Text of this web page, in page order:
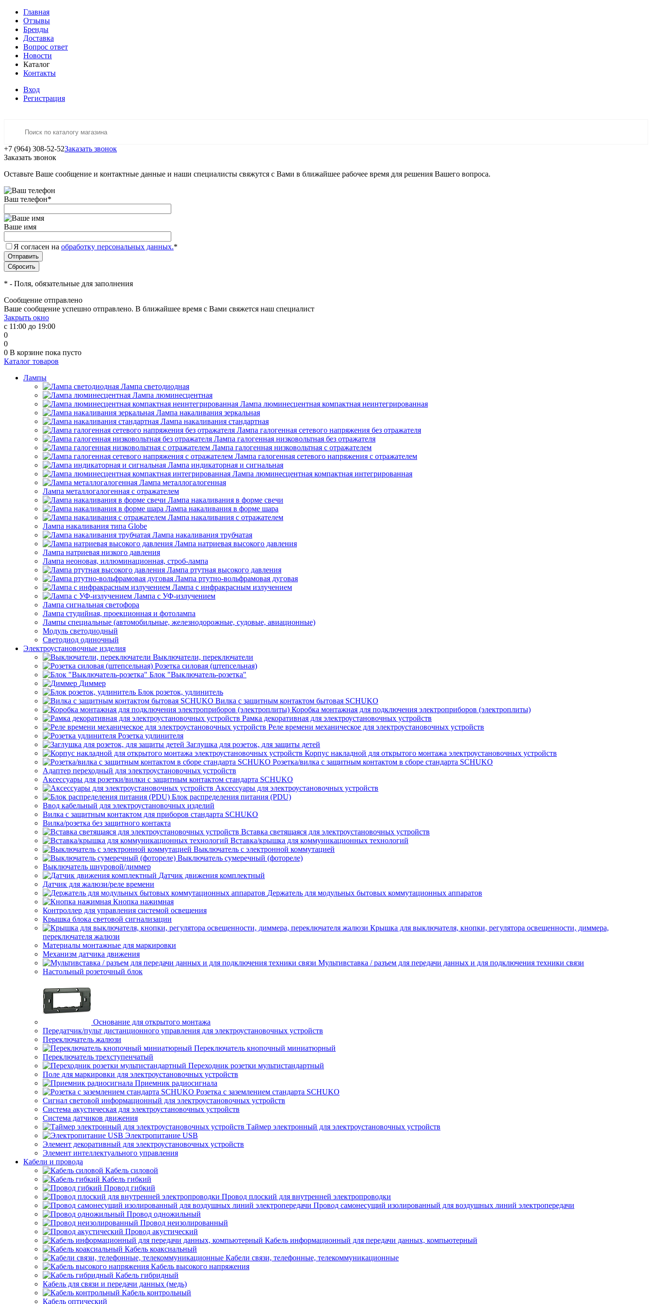
Главная
Отзывы
Бренды
Доставка
Вопрос ответ
Новости
Каталог
Контакты
Вход
Регистрация
+7 (964) 308-52-52Заказать звонок
Заказать звонок
Оставьте Ваше сообщение и контактные данные и наши специалисты свяжутся с Вами в ближайшее рабочее время для решения Вашего вопроса.
Ваш телефон*
Ваше имя
Я согласен на обработку персональных данных.*
* - Поля, обязательные для заполнения
Сообщение отправлено
Ваше сообщение успешно отправлено. В ближайшее время с Вами свяжется наш специалист
Закрыть окно
с 11:00 до 19:00
0
0
0 В корзине пока пусто
Каталог товаров
Лампы
Лампа светодиодная
Лампа люминесцентная
Лампа люминесцентная компактная неинтегрированная
Лампа накаливания зеркальная
Лампа накаливания стандартная
Лампа галогенная сетевого напряжения без отражателя
Лампа галогенная низковольтная без отражателя
Лампа галогенная низковольтная с отражателем
Лампа галогенная сетевого напряжения с отражателем
Лампа индикаторная и сигнальная
Лампа люминесцентная компактная интегрированная
Лампа металлогалогенная
Лампа металлогалогенная с отражателем
Лампа накаливания в форме свечи
Лампа накаливания в форме шара
Лампа накаливания с отражателем
Лампа накаливания типа Globe
Лампа накаливания трубчатая
Лампа натриевая высокого давления
Лампа натриевая низкого давления
Лампа неоновая, иллюминационная, строб-лампа
Лампа ртутная высокого давления
Лампа ртутно-вольфрамовая дуговая
Лампа с инфракрасным излучением
Лампа с УФ-излучением
Лампа сигнальная светофора
Лампа студийная, проекционная и фотолампа
Лампы специальные (автомобильные, железнодорожные, судовые, авиационные)
Модуль светодиодный
Светодиод одиночный
Электроустановочные изделия
Выключатели, переключатели
Розетка силовая (штепсельная)
Блок "Выключатель-розетка"
Диммер
Блок розеток, удлинитель
Вилка с защитным контактом бытовая SCHUKO
Коробка монтажная для подключения электроприборов (электроплиты)
Рамка декоративная для электроустановочных устройств
Реле времени механическое для электроустановочных устройств
Розетка удлинителя
Заглушка для розеток, для защиты детей
Корпус накладной для открытого монтажа электроустановочных устройств
Розетка/вилка с защитным контактом в сборе стандарта SCHUKO
Адаптер переходный для электроустановочных устройств
Аксессуары для розетки/вилки с защитным контактом стандарта SCHUKO
Аксессуары для электроустановочных устройств
Блок распределения питания (PDU)
Ввод кабельный для электроустановочных изделий
Вилка с защитным контактом для приборов стандарта SCHUKO
Вилка/розетка без защитного контакта
Вставка светящаяся для электроустановочных устройств
Вставка/крышка для коммуникационных технологий
Выключатель с электронной коммутацией
Выключатель сумеречный (фотореле)
Выключатель шнуровой/диммер
Датчик движения комплектный
Датчик для жалюзи/реле времени
Держатель для модульных бытовых коммутационных аппаратов
Кнопка нажимная
Контроллер для управления системой освещения
Крышка блока световой сигнализации
Крышка для выключателя, кнопки, регулятора освещенности, диммера,
переключателя жалюзи
Материалы монтажные для маркировки
Механизм датчика движения
Мультивставка / разъем для передачи данных и для подключения техники связи
Настольный розеточный блок
Основание для открытого монтажа
Передатчик/пульт дистанционного управления для электроустановочных устройств
Переключатель жалюзи
Переключатель кнопочный миниатюрный
Переключатель трехступенчатый
Переходник розетки мультистандартный
Поле для маркировки для электроустановочных устройств
Приемник радиосигнала
Розетка с заземлением стандарта SCHUKO
Сигнал световой информационный для электроустановочных устройств
Система акустическая для электроустановочных устройств
Система датчиков движения
Таймер электронный для электроустановочных устройств
Электропитание USB
Элемент декоративный для электроустановочных устройств
Элемент интеллектуального управления
Кабели и провода
Кабель силовой
Кабель гибкий
Провод гибкий
Провод плоский для внутренней электропроводки
Провод самонесущий изолированный для воздушных линий электропередачи
Провод одножильный
Провод неизолированный
Провод акустический
Кабель информационный для передачи данных, компьютерный
Кабель коаксиальный
Кабели связи, телефонные, телекоммуникационные
Кабель высокого напряжения
Кабель гибридный
Кабель для связи и передачи данных (медь)
Кабель контрольный
Кабель оптический